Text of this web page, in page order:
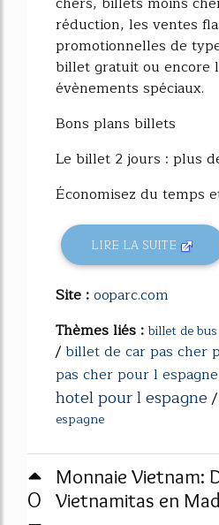
réduction, les ventes
promotionnelles de
billet gratuit ou encore
évènements spéciaux.
Bons plans billets
Le billet 2 jours : plus
Économisez du temps
LIRE LA SUITE
Site :ooparc.com
Thèmes liés : billet de
/billet de car pas cher
pas cher pour l espagne
hotel pour l espagne/
espagne
0
Monnaie Vietnam:
Vietnamitas en